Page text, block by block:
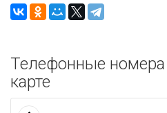
Телефонные номера
карте